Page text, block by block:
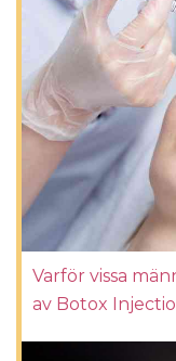
Varför vissa
av Botox